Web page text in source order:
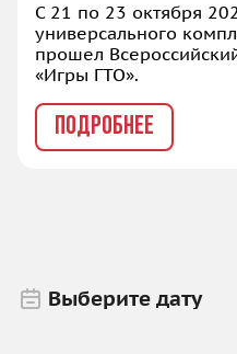
С 21 по 23 октября
универсального
прошел
«Игры ГТО».
ПОДРОБНЕЕ